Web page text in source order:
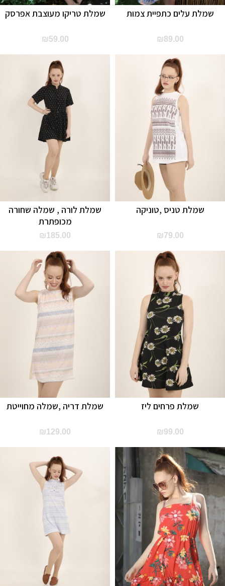
שמלת טריקו מעוצבת אפרסק
₪59.00
שמלת עלים כתפיית צמות
₪89.00
שמלת לורה , שמלה שחורה
מכופתרת
₪185.00
שמלת טניס ,טוניקה
₪79.00
שמלת דריה ,שמלה מחוייטת
₪129.00
שמלת פרחים ליז
₪99.00